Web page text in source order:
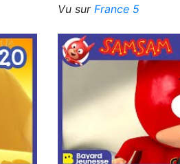
Vu sur France 5